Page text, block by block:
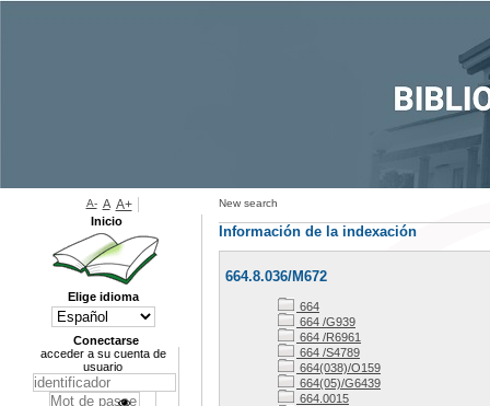
New search
Información de la indexación
664.8.036/M672
664
664 /G939
664 /R6961
664 /S4789
664(038)/O159
664(05)/G6439
664.0015
A- A A+
Inicio
Elige idioma
Conectarse
acceder a su cuenta de
usuario